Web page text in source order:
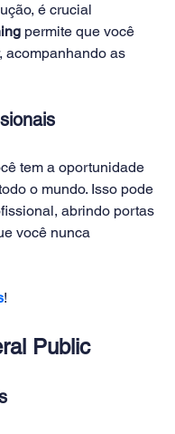
é crucial
permite que você
acompanhando as
tem a oportunidade
o mundo. Isso pode
abrindo portas
você nunca
!
Public